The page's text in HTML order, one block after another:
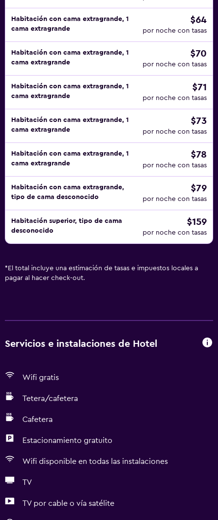
Habitación con cama extragrande, 1
cama extragrande
$64
por noche con tasas
Habitación con cama extragrande, 1
cama extragrande
$70
por noche con tasas
Habitación con cama extragrande, 1
cama extragrande
$71
por noche con tasas
Habitación con cama extragrande, 1
cama extragrande
$73
por noche con tasas
Habitación con cama extragrande, 1
cama extragrande
$78
por noche con tasas
Habitación con cama extragrande,
tipo de cama desconocido
$79
por noche con tasas
Habitación superior, tipo de cama
desconocido
$159
por noche con tasas
* El total incluye una estimación de tasas e impuestos locales a
pagar al hacer check-out.
Servicios e instalaciones de Hotel
Wifi gratis
Tetera/cafetera
Cafetera
Estacionamiento gratuito
Wifi disponible en todas las instalaciones
TV
TV por cable o vía satélite